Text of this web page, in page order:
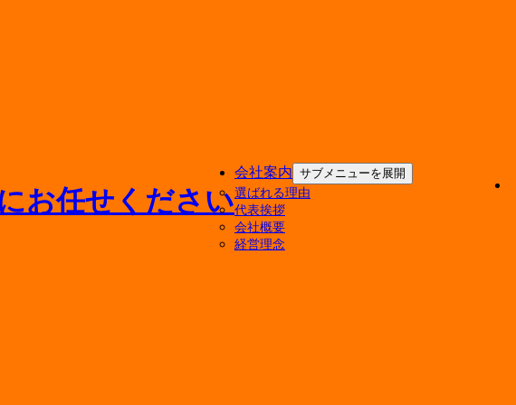
会社案内 サブメニューを展開
選ばれる理由
代表挨拶
会社概要
経営理念